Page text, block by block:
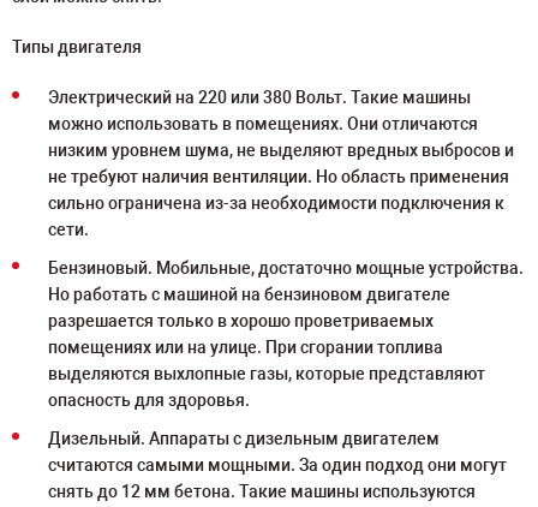
Типы двигателя
Электрический на 220 или 380 Вольт. Такие машины
можно использовать в помещениях. Они отличаются
низким уровнем шума, не выделяют вредных выбросов и
не требуют наличия вентиляции. Но область применения
сильно ограничена из-за необходимости подключения к
сети.
Бензиновый. Мобильные, достаточно мощные устройства.
Но работать с машиной на бензиновом двигателе
разрешается только в хорошо проветриваемых
помещениях или на улице. При сгорании топлива
выделяются выхлопные газы, которые представляют
опасность для здоровья.
Дизельный. Аппараты с дизельным двигателем
считаются самыми мощными. За один подход они могут
снять до 12 мм бетона. Такие машины используются